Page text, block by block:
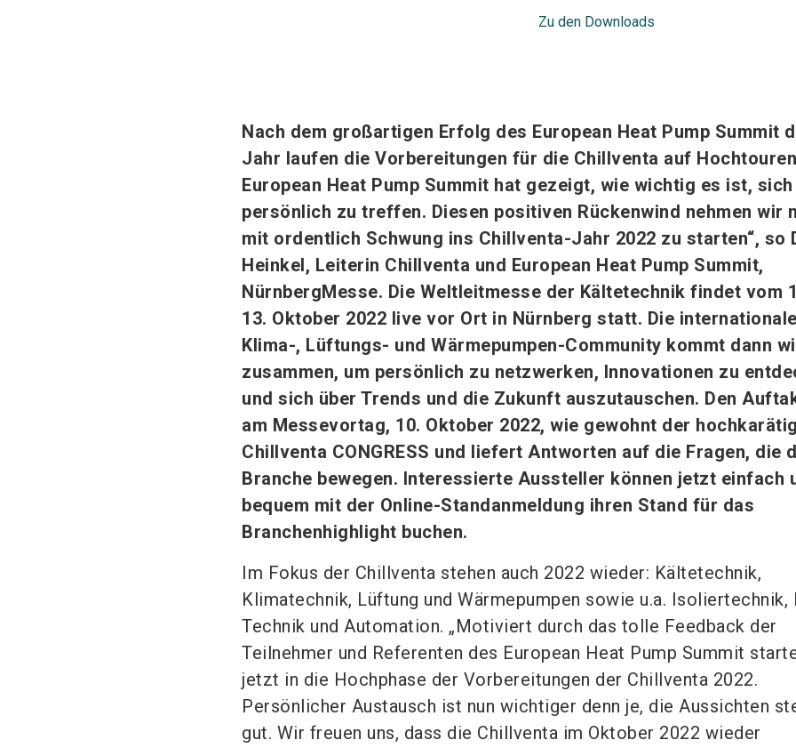
Zu den Downloads
Nach dem großartigen Erfolg des European Heat Pump Summit
Jahr laufen die Vorbereitungen für die Chillventa auf
European Heat Pump Summit hat gezeigt, wie wichtig es ist,
persönlich zu treffen. Diesen positiven Rückenwind nehmen wir
mit ordentlich Schwung ins Chillventa-Jahr 2022 zu starten“, so
Heinkel, Leiterin Chillventa und European Heat Pump Summit,
NürnbergMesse. Die Weltleitmesse der Kältetechnik findet vom
13. Oktober 2022 live vor Ort in Nürnberg statt. Die
Klima-, Lüftungs- und Wärmepumpen-Community kommt dann
zusammen, um persönlich zu netzwerken, Innovationen zu
und sich über Trends und die Zukunft auszutauschen. Den
am Messevortag, 10. Oktober 2022, wie gewohnt der
Chillventa CONGRESS und liefert Antworten auf die Fragen, die
Branche bewegen. Interessierte Aussteller können jetzt einfach
bequem mit der Online-Standanmeldung ihren Stand für das
Branchenhighlight buchen.
Im Fokus der Chillventa stehen auch 2022 wieder: Kältetechnik,
Klimatechnik, Lüftung und Wärmepumpen sowie u.a. Isoliertechnik,
Technik und Automation. „Motiviert durch das tolle Feedback der
Teilnehmer und Referenten des European Heat Pump Summit
jetzt in die Hochphase der Vorbereitungen der Chillventa 2022.
Persönlicher Austausch ist nun wichtiger denn je, die Aussichten
gut. Wir freuen uns, dass die Chillventa im Oktober 2022 wieder